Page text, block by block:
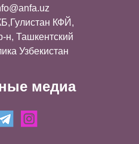
КФЙ,
н, Ташкентский
Узбекистан
медиа